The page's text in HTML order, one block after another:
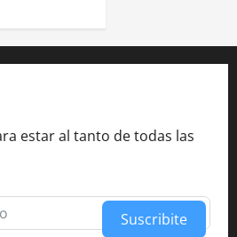
estar al tanto de todas las
Suscribite